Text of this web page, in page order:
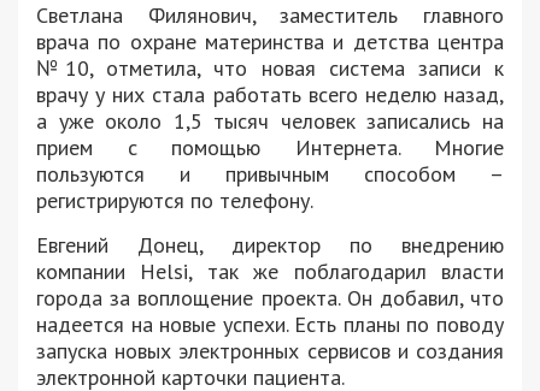
Светлана Филянович, заместитель главного
врача по охране материнства и детства центра
№10, отметила, что новая система записи к
врачу у них стала работать всего неделю назад,
а уже около 1,5 тысяч человек записались на
прием с помощью Интернета. Многие
пользуются и привычным способом –
регистрируются по телефону.
Евгений Донец, директор по внедрению
компании Helsi, так же поблагодарил власти
города за воплощение проекта. Он добавил, что
надеется на новые успехи. Есть планы по поводу
запуска новых электронных сервисов и создания
электронной карточки пациента.